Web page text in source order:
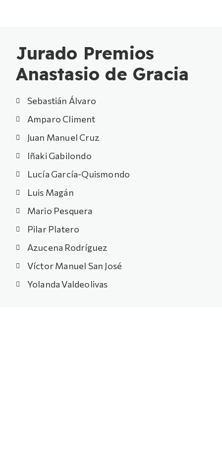
Jurado Premios
Anastasio de Gracia
Sebastián Álvaro
Amparo Climent
Juan Manuel Cruz
Iñaki Gabilondo
Lucía García-Quismondo
Luis Magán
Mario Pesquera
Pilar Platero
Azucena Rodríguez
Víctor Manuel San José
Yolanda Valdeolivas